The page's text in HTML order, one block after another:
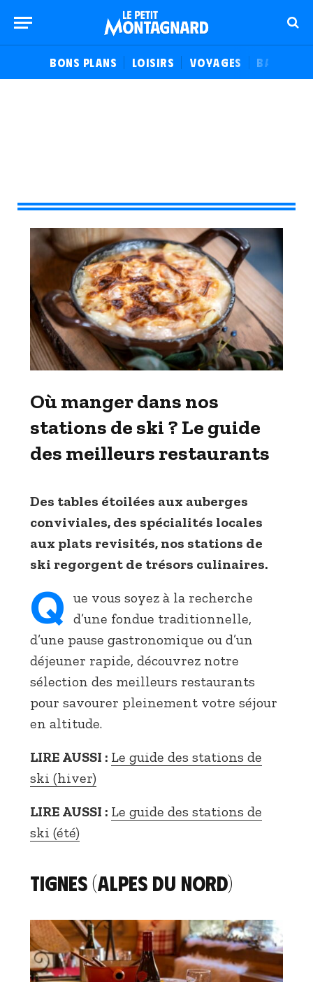
BONS PLANS LOISIRS VOYAGES BALADES
Où manger dans nos
stations de ski ? Le guide
des meilleurs restaurants
Des tables étoilées aux auberges
conviviales, des spécialités locales
aux plats revisités, nos stations de
ski regorgent de trésors culinaires.
Q ue vous soyez à la recherche
d’une fondue traditionnelle,
d’une pause gastronomique ou d’un
déjeuner rapide, découvrez notre
sélection des meilleurs restaurants
pour savourer pleinement votre séjour
en altitude.
LIRE AUSSI : Le guide des stations de
ski (hiver)
LIRE AUSSI : Le guide des stations de
ski (été)
TIGNES (Alpes du Nord)